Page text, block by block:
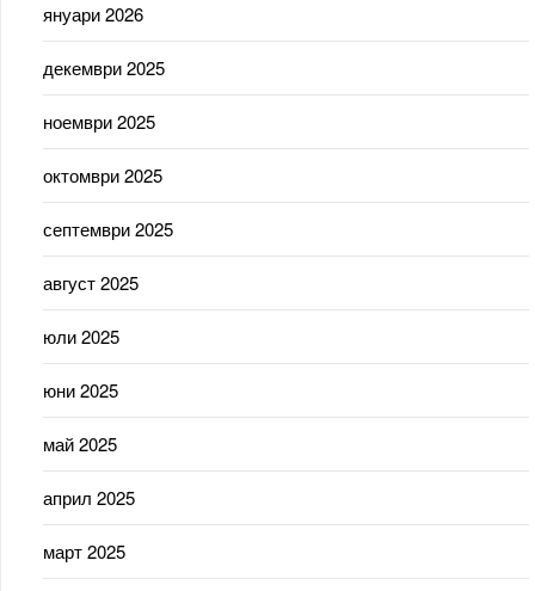
януари 2026
декември 2025
ноември 2025
октомври 2025
септември 2025
август 2025
юли 2025
юни 2025
май 2025
април 2025
март 2025